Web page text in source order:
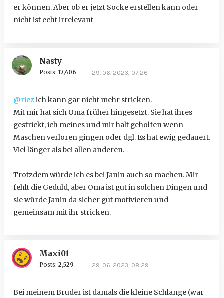
er können. Aber ob er jetzt Socke erstellen kann oder
nicht ist echt irrelevant
Nasty
Posts: 17,406 29. 06. 2023, 07:26
@riczich kann gar nicht mehr stricken.
Mit mir hat sich Oma früher hingesetzt. Sie hat ihres
gestrickt, ich meines und mir halt geholfen wenn
Maschen verloren gingen oder dgl. Es hat ewig gedauert.
Viel länger als bei allen anderen.
Trotzdem würde ich es bei Janin auch so machen. Mir
fehlt die Geduld, aber Oma ist gut in solchen Dingen und
sie würde Janin da sicher gut motivieren und
gemeinsam mit ihr stricken.
Maxi01
Posts: 2,529 29. 06. 2023, 08:29
Bei meinem Bruder ist damals die kleine Schlange (war